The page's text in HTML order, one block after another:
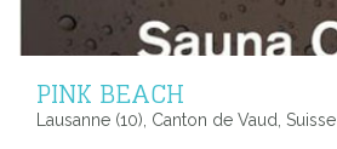
PINK BEACH
Lausanne (10), Canton de Vaud, Suisse